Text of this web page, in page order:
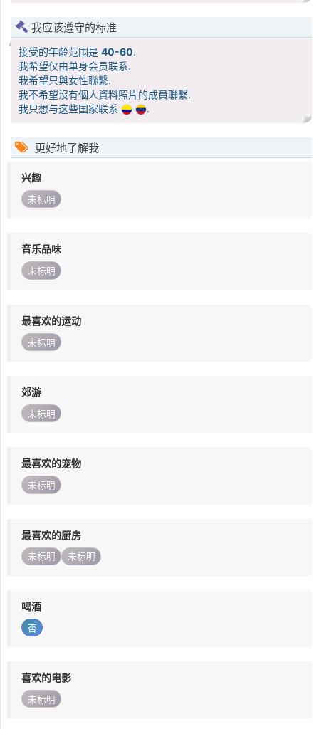
我应该遵守的标准
接受的年龄范围是 40-60.
我希望仅由单身会员联系.
我希望只與女性聯繫.
我不希望沒有個人資料照片的成員聯繫.
我只想与这些国家联系
.
更好地了解我
兴趣
未标明
音乐品味
未标明
最喜欢的运动
未标明
郊游
未标明
最喜欢的宠物
未标明
最喜欢的厨房
未标明 未标明
喝酒
否
喜欢的电影
未标明